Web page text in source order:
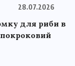
28.07.2026
для риби в